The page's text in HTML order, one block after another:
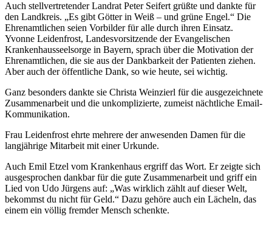
Auch stellvertretender Landrat Peter Seifert grüßte und dankte für
den Landkreis. „Es gibt Götter in Weiß – und grüne Engel.“ Die
Ehrenamtlichen seien Vorbilder für alle durch ihren Einsatz.
Yvonne Leidenfrost, Landesvorsitzende der Evangelischen
Krankenhausseelsorge in Bayern, sprach über die Motivation der
Ehrenamtlichen, die sie aus der Dankbarkeit der Patienten ziehen.
Aber auch der öffentliche Dank, so wie heute, sei wichtig.
Ganz besonders dankte sie Christa Weinzierl für die ausgezeichnete
Zusammenarbeit und die unkomplizierte, zumeist nächtliche Email-
Kommunikation.
Frau Leidenfrost ehrte mehrere der anwesenden Damen für die
langjährige Mitarbeit mit einer Urkunde.
Auch Emil Etzel vom Krankenhaus ergriff das Wort. Er zeigte sich
ausgesprochen dankbar für die gute Zusammenarbeit und griff ein
Lied von Udo Jürgens auf: „Was wirklich zählt auf dieser Welt,
bekommst du nicht für Geld.“ Dazu gehöre auch ein Lächeln, das
einem ein völlig fremder Mensch schenkte.